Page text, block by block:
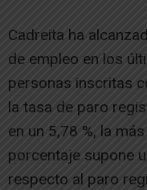
Cadreita ha
de empleo en los
personas inscritas
la tasa de paro
en un 5,78 %, la
porcentaje supone
respecto al paro